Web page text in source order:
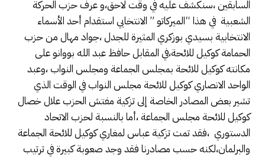
السابقين ،سنكشف عليه في وقت لاحق،و عرف حزب الحركة
الشعبية في هذا “الميركاتو ” الانتخابي استقدام أحد الأسماء
الانتخابية بسيدي بوزكري المثيرة للجدل ،جواد مهال من حزب
الحمامة كوكيل للائحة،في المقابل حافظ عبد الله بووانو على
مكانته كوكيل للائحة بمجلس الجماعة ومجلس النواب ،وعبد
الواحد الانصاري كوكيل للائحة مجلس النواب في الوقت الذي
تشير بعض المصادر الخاصة إلى تزكية مفتش الحزب علال خصال
كوكيل للائحة مجلس الجماعة ،أما بالنسبة لحزب الاتحاد
الدستوري ،فقد تمت تزكية عباس لمغاري كوكيل للائحة الجماعة
والبرلمان،لكنه حسب مصادرنا فقد وجد صعوبة كبيرة في ترتيب